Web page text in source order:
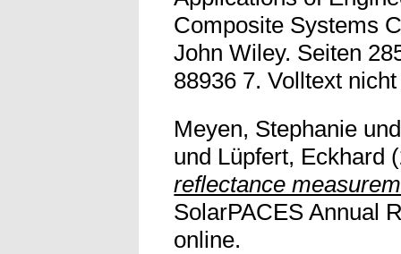
Composite Systems
John Wiley. Seiten
88936 7. Volltext
Meyen, Stephanie
und Lüpfert, Eckhard
reflectance
SolarPACES Annual
online.